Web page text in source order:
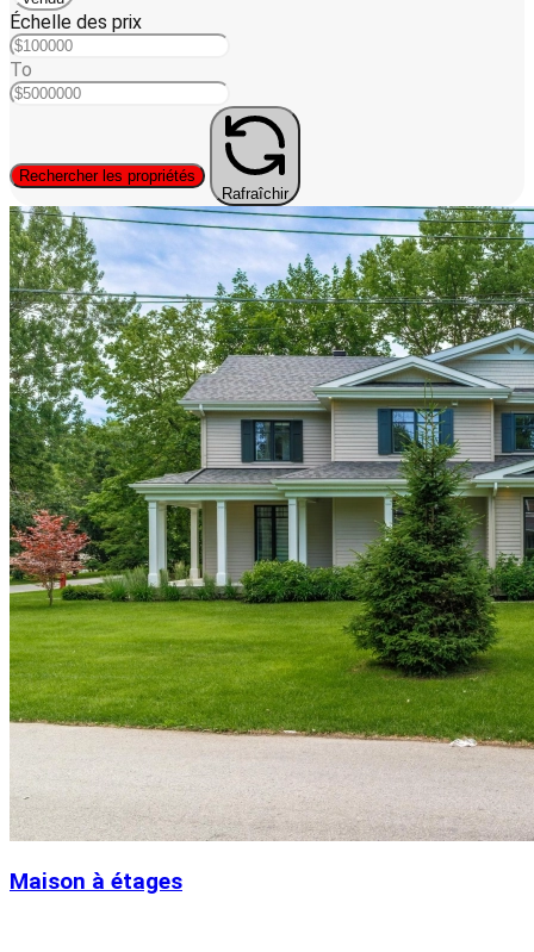
Échelle des prix
To
Rechercher les propriétés
Rafraîchir
Maison à étages